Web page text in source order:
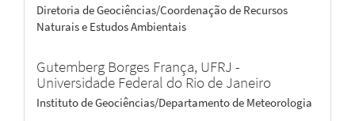
Diretoria de Geociências/Coordenação de Recursos
Naturais e Estudos Ambientais
Gutemberg Borges França, UFRJ -
Universidade Federal do Rio de Janeiro
Instituto de Geociências/Departamento de Meteorologia